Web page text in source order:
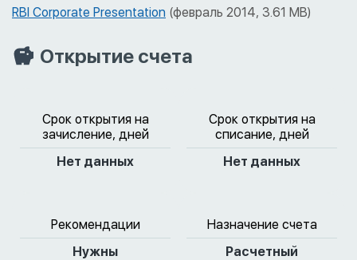
RBI Corporate Presentation (февраль 2014, 3.61 MB)
Открытие счета
Срок открытия на
зачисление, дней
Нет данных
Срок открытия на
списание, дней
Нет данных
Рекомендации
Нужны
Назначение счета
Расчетный